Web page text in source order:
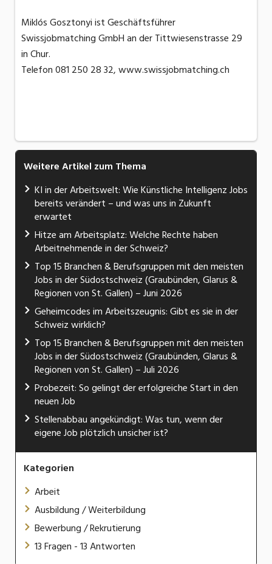
Miklós Gosztonyi ist Geschäftsführer
Swissjobmatching GmbH an der Tittwiesenstrasse 29
in Chur.
Telefon 081 250 28 32, www.swissjobmatching.ch
Weitere Artikel zum Thema
KI in der Arbeitswelt: Wie Künstliche Intelligenz Jobs
bereits verändert – und was uns in Zukunft
erwartet
Hitze am Arbeitsplatz: Welche Rechte haben
Arbeitnehmende in der Schweiz?
Top 15 Branchen & Berufsgruppen mit den meisten
Jobs in der Südostschweiz (Graubünden, Glarus &
Regionen von St. Gallen) – Juni 2026
Geheimcodes im Arbeitszeugnis: Gibt es sie in der
Schweiz wirklich?
Top 15 Branchen & Berufsgruppen mit den meisten
Jobs in der Südostschweiz (Graubünden, Glarus &
Regionen von St. Gallen) – Juli 2026
Probezeit: So gelingt der erfolgreiche Start in den
neuen Job
Stellenabbau angekündigt: Was tun, wenn der
eigene Job plötzlich unsicher ist?
Kategorien
Arbeit
Ausbildung / Weiterbildung
Bewerbung / Rekrutierung
13 Fragen - 13 Antworten